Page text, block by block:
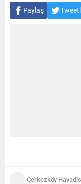
Paylaş
Çerkezköy